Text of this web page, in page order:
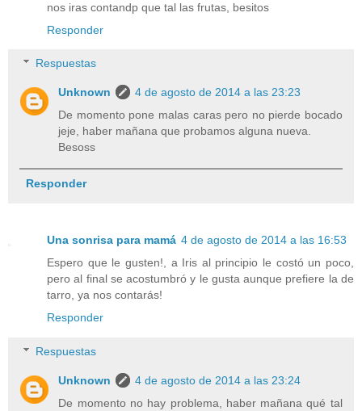
nos iras contandp que tal las frutas, besitos
Responder
Respuestas
Unknown
4 de agosto de 2014 a las 23:23
De momento pone malas caras pero no pierde bocado
jeje, haber mañana que probamos alguna nueva.
Besoss
Responder
Una sonrisa para mamá 4 de agosto de 2014 a las 16:53
Espero que le gusten!, a Iris al principio le costó un poco,
pero al final se acostumbró y le gusta aunque prefiere la de
tarro, ya nos contarás!
Responder
Respuestas
Unknown
4 de agosto de 2014 a las 23:24
De momento no hay problema, haber mañana qué tal